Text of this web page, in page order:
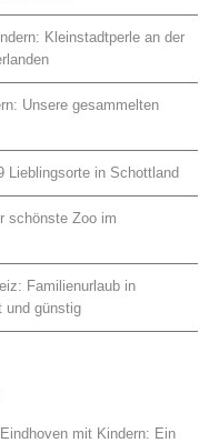
Kleinstadtperle an der
Unsere gesammelten
Lieblingsorte in Schottland
schönste Zoo im
Familienurlaub in
und günstig
Eindhoven mit Kindern: Ein